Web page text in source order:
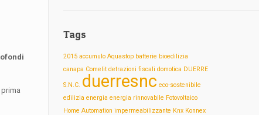
prima
Tags
2015 accumulo Aquastop batterie bioedilizia
canapa Comelit detrazioni fiscali domotica DUERRE
S.N.C. duerresnc eco-sostenibile
edilizia energia energia rinnovabile Fotovoltaico
Home Automation impermeabilizzante Knx Konnex